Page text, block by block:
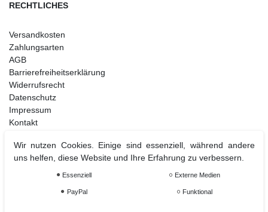
RECHTLICHES
Versandkosten
Zahlungsarten
AGB
Barrierefreiheitserklärung
Widerrufsrecht
Datenschutz
Impressum
Kontakt
Christbaumkugel
Wir nutzen Cookies. Einige sind essenziell, während andere
uns helfen, diese Website und Ihre Erfahrung zu verbessern.
Essenziell Externe Medien
PayPal Funktional